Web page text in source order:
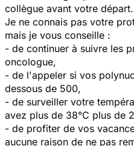
collègue avant votre
Je ne connais pas votre
mais je vous conseille :
- de continuer à suivre les
oncologue,
- de l'appeler si vos
dessous de 500,
- de surveiller votre
avez plus de 38°C plus de
- de profiter de vos
aucune raison de ne pas